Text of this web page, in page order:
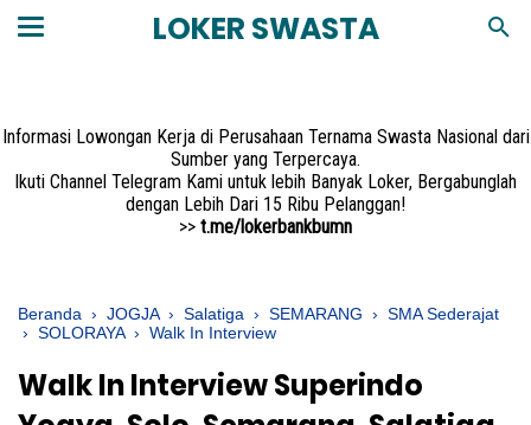
LOKER SWASTA
Informasi Lowongan Kerja di Perusahaan Ternama Swasta Nasional dari
Sumber yang Terpercaya.
Ikuti Channel Telegram Kami untuk lebih Banyak Loker, Bergabunglah
dengan Lebih Dari 15 Ribu Pelanggan!
>> t.me/lokerbankbumn
Beranda › JOGJA › Salatiga › SEMARANG › SMA Sederajat
› SOLORAYA › Walk In Interview
Walk In Interview Superindo